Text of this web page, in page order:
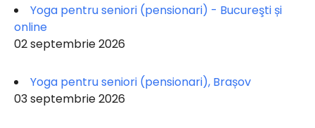
Yoga pentru seniori (pensionari) - Bucureşti și
online
02 septembrie 2026
Yoga pentru seniori (pensionari), Brașov
03 septembrie 2026